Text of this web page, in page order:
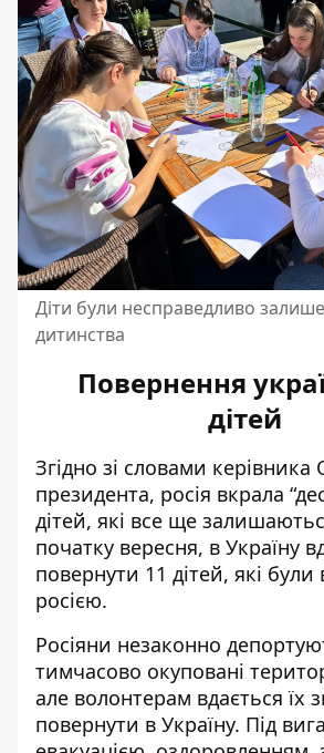
Діти були несправедливо
дитинства
Повернення
дітей
Згідно зі словами керівника
президента, росія вкрала
дітей, які все ще
початку вересня, в Україну
повернути 11 дітей, які були
росією.
Росіяни незаконно
тимчасово окуповані
але волонтерам вдається їх
повернути в Україну. Під